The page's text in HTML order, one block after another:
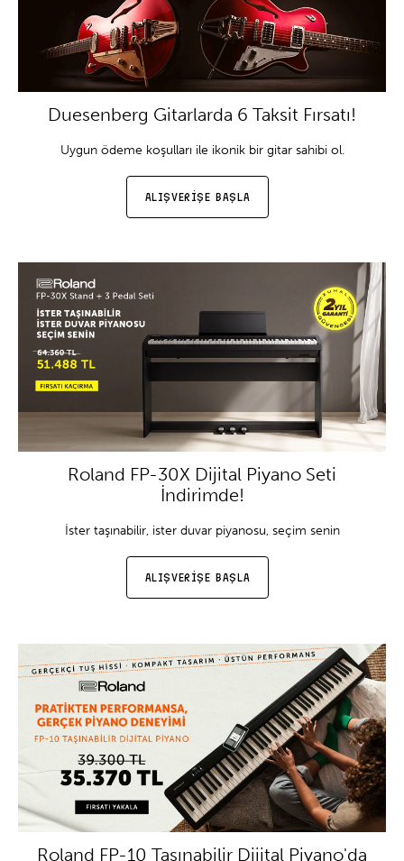
Duesenberg Gitarlarda 6 Taksit Fırsatı!
Uygun ödeme koşulları ile ikonik bir gitar sahibi ol.
ALIŞVERİŞE BAŞLA
Roland FP-30X Dijital Piyano Seti
İndirimde!
İster taşınabilir, ister duvar piyanosu, seçim senin
ALIŞVERİŞE BAŞLA
Roland FP-10 Taşınabilir Dijital Piyano'da